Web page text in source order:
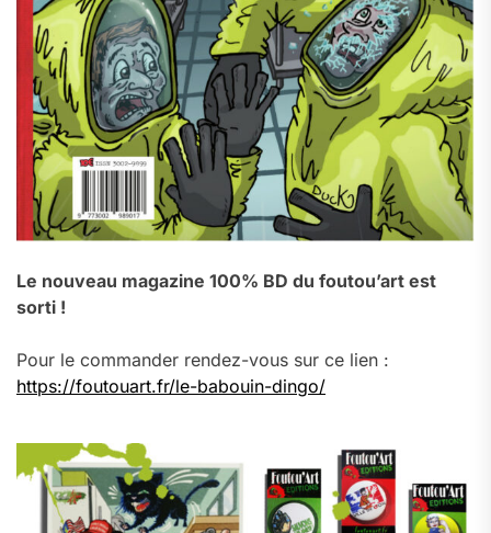
Le nouveau magazine 100% BD du foutou’art est
sorti !
Pour le commander rendez-vous sur ce lien :
https://foutouart.fr/le-babouin-dingo/